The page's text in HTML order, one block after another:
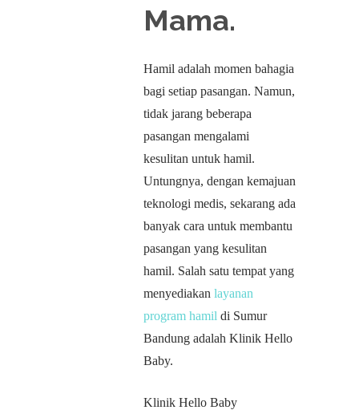
Mama.
Hamil adalah momen bahagia
bagi setiap pasangan. Namun,
tidak jarang beberapa
pasangan mengalami
kesulitan untuk hamil.
Untungnya, dengan kemajuan
teknologi medis, sekarang ada
banyak cara untuk membantu
pasangan yang kesulitan
hamil. Salah satu tempat yang
menyediakan layanan
program hamil di Sumur
Bandung adalah Klinik Hello
Baby.
Klinik Hello Baby